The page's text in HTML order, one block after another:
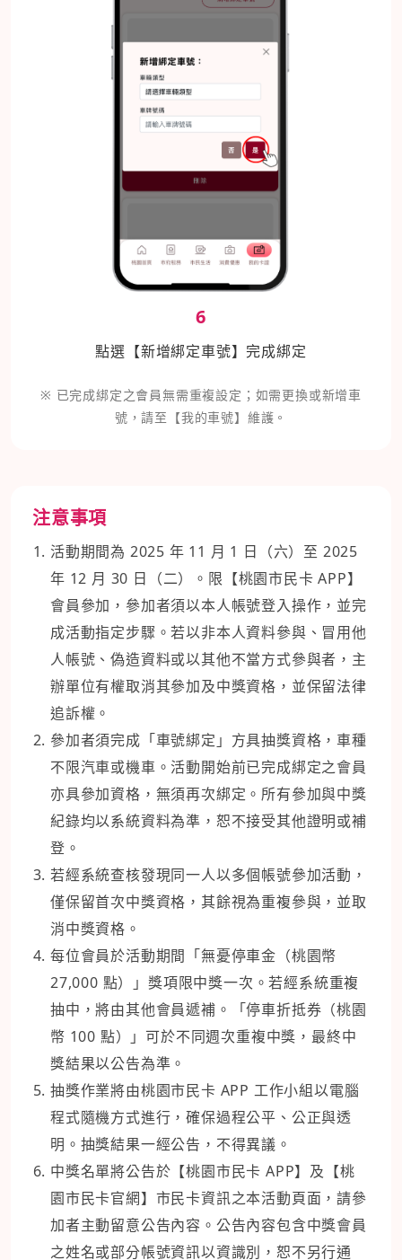
6
點選【新增綁定車號】完成綁定
※ 已完成綁定之會員無需重複設定；如需更換或新增車
號，請至【我的車號】維護。
注意事項
活動期間為 2025 年 11 月 1 日（六）至 2025
年 12 月 30 日（二）。限【桃園市民卡 APP】
會員參加，參加者須以本人帳號登入操作，並完
成活動指定步驟。若以非本人資料參與、冒用他
人帳號、偽造資料或以其他不當方式參與者，主
辦單位有權取消其參加及中獎資格，並保留法律
追訴權。
參加者須完成「車號綁定」方具抽獎資格，車種
不限汽車或機車。活動開始前已完成綁定之會員
亦具參加資格，無須再次綁定。所有參加與中獎
紀錄均以系統資料為準，恕不接受其他證明或補
登。
若經系統查核發現同一人以多個帳號參加活動，
僅保留首次中獎資格，其餘視為重複參與，並取
消中獎資格。
每位會員於活動期間「無憂停車金（桃園幣
27,000 點）」獎項限中獎一次。若經系統重複
抽中，將由其他會員遞補。「停車折抵券（桃園
幣 100 點）」可於不同週次重複中獎，最終中
獎結果以公告為準。
抽獎作業將由桃園市民卡 APP 工作小組以電腦
程式隨機方式進行，確保過程公平、公正與透
明。抽獎結果一經公告，不得異議。
中獎名單將公告於【桃園市民卡 APP】及【桃
園市民卡官網】市民卡資訊之本活動頁面，請參
加者主動留意公告內容。公告內容包含中獎會員
之姓名或部分帳號資訊以資識別，恕不另行通